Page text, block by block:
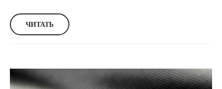
ЧИТАТЬ